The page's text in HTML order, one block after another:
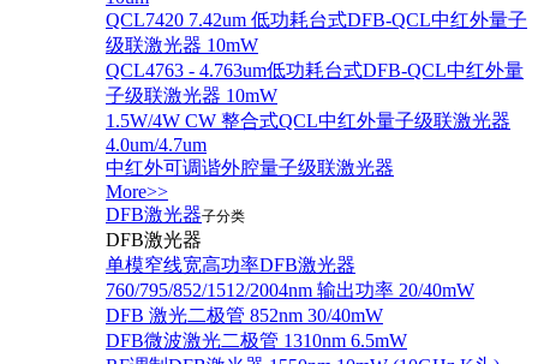
QCL7420 7.42um 低功耗台式DFB-QCL中红外量子
级联激光器 10mW
QCL4763 - 4.763um低功耗台式DFB-QCL中红外量
子级联激光器 10mW
1.5W/4W CW 整合式QCL中红外量子级联激光器
4.0um/4.7um
中红外可调谐外腔量子级联激光器
More>>
DFB激光器子分类
DFB激光器
单模窄线宽高功率DFB激光器
760/795/852/1512/2004nm 输出功率 20/40mW
DFB 激光二极管 852nm 30/40mW
DFB微波激光二极管 1310nm 6.5mW